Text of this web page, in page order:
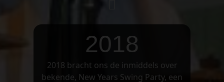
2018
2018 bracht ons de inmiddels over
bekende, New Years Swing Party, een